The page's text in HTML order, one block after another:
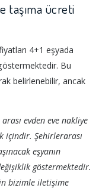
taşıma ücreti
4+1 eşyada
Bu
belirlenebilir, ancak
evden eve nakliye
içindir. Şehirlerarası
eşyanın
göstermektedir.
bizimle iletişime